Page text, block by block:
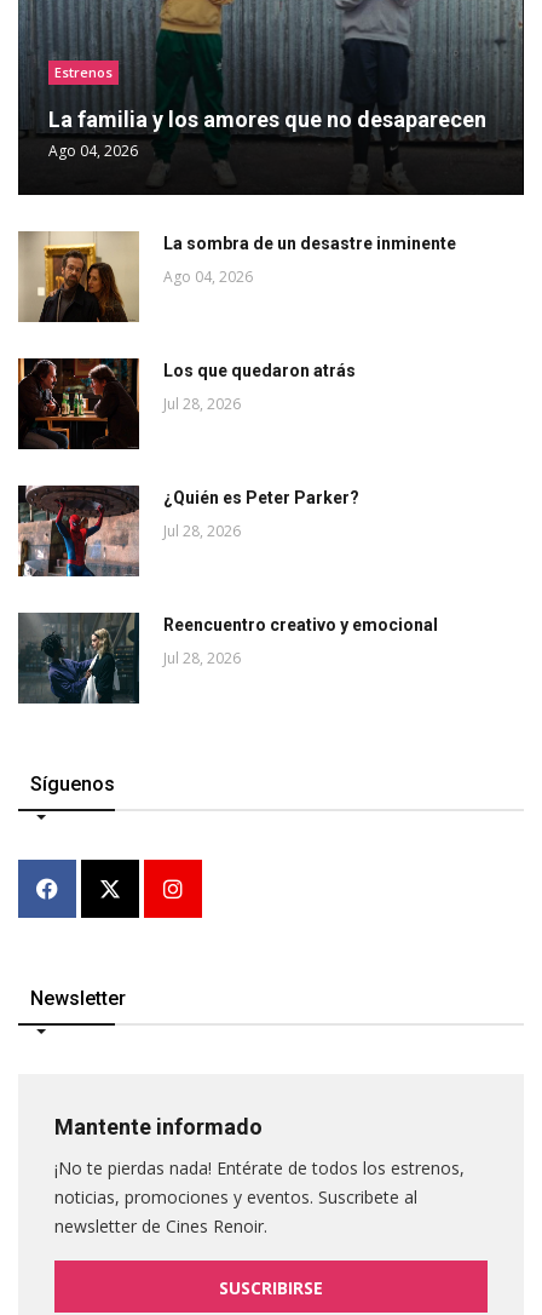
Estrenos
La familia y los amores que no desaparecen
Ago 04, 2026
La sombra de un desastre inminente
Ago 04, 2026
Los que quedaron atrás
Jul 28, 2026
¿Quién es Peter Parker?
Jul 28, 2026
Reencuentro creativo y emocional
Jul 28, 2026
Síguenos
Newsletter
Mantente informado
¡No te pierdas nada! Entérate de todos los estrenos,
noticias, promociones y eventos. Suscribete al
newsletter de Cines Renoir.
SUSCRIBIRSE